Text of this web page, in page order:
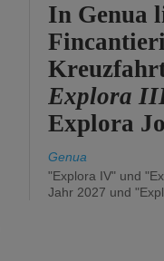
In Genua
Explora
Explora
Genua
"Explora IV" und
Jahr 2027 und